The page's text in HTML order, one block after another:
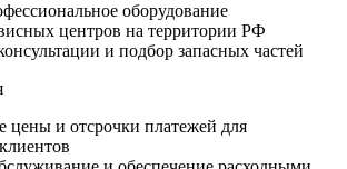
оборудование
центров на территории РФ
и подбор запасных частей
цены и отсрочки платежей для